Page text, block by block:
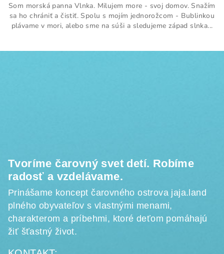
Som morská panna Vlnka. Milujem more - svoj domov. Snažím
sa ho chrániť a čistiť. Spolu s mojím jednorožcom - Bublinkou
plávame v mori, alebo sme na súši a sledujeme západ slnka...
Tvoríme čarovný svet detí. Robíme
radosť a vzdelávame.
Prinášame koncept čarovného ostrova jaja.land
plného obyvateľov s vlastnými menami,
charakterom a príbehmi, ktoré deťom pomáhajú
žiť šťastný život.